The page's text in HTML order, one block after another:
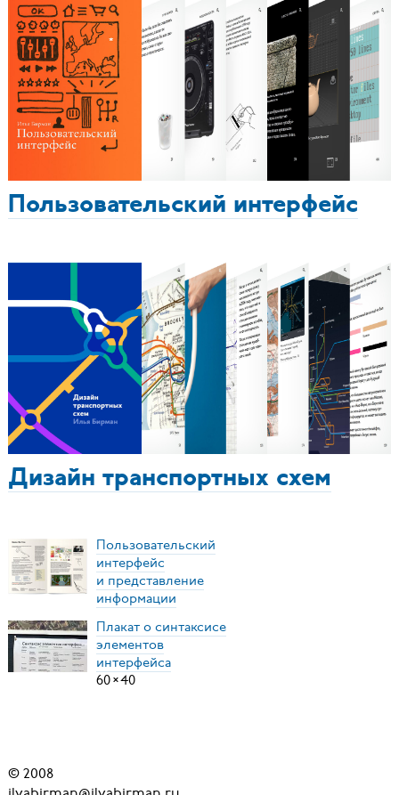
Пользовательский интерфейс
Дизайн транспортных схем
Пользовательский
интерфейс
и представление
информации
Плакат о синтаксисе
элементов
интерфейса
60×40
© 2008